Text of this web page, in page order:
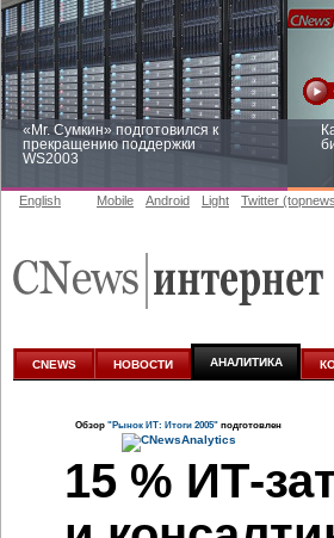
«Mr. Сумкин» подготовился к
прекращению поддержки
WS2003
аналитике
English Mobile Android Light Twitter
CNEWS НОВОСТИ АНАЛИТИКА
Обзор "Рынок ИТ: Итоги 2005" подготовлен
15 % ИТ-